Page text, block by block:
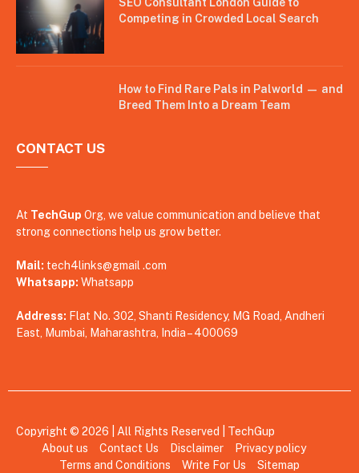
SEO Consultant London Guide to
Competing in Crowded Local Search
How to Find Rare Pals in Palworld — and
Breed Them Into a Dream Team
CONTACT US
At TechGup Org, we value communication and believe that
strong connections help us grow better.
Mail: tech4links@gmail .com
Whatsapp: Whatsapp
Address: Flat No. 302, Shanti Residency, MG Road, Andheri
East, Mumbai, Maharashtra, India – 400069
Copyright © 2026 | All Rights Reserved | TechGup
About us
Contact Us Disclaimer
Privacy policy
Terms and Conditions
Write For Us Sitemap